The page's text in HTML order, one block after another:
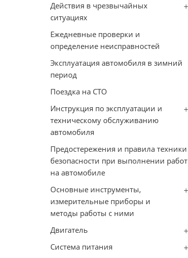
Действия в чрезвычайных
ситуациях
Ежедневные проверки и
определение неисправностей
Эксплуатация автомобиля в зимний
период
Поездка на СТО
Инструкция по эксплуатации и
техническому обслуживанию
автомобиля
Предостережения и правила техники
безопасности при выполнении работ
на автомобиле
Основные инструменты,
измерительные приборы и
методы работы с ними
Двигатель
Система питания